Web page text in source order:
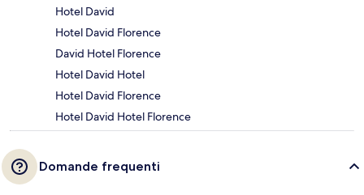
Hotel David
Hotel David Florence
David Hotel Florence
Hotel David Hotel
Hotel David Florence
Hotel David Hotel Florence
Domande frequenti